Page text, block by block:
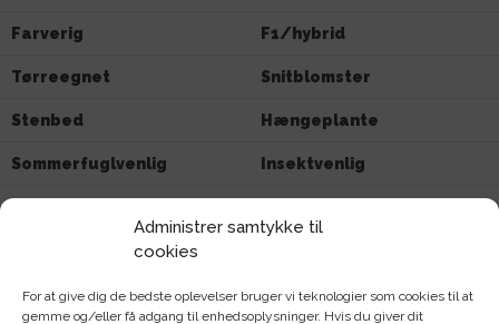
Administrer samtykke til
cookies
For at give dig de bedste oplevelser bruger vi teknologier som cookies til at
gemme og/eller få adgang til enhedsoplysninger. Hvis du giver dit
Farverig F1/hybrid
Tørreegnet Snitblomster
Stenbed Hængeplante
Sommerfuglvenlig Insektvenlig
Ananaskirsebær Artiskok